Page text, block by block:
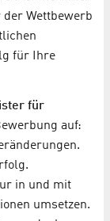
Wettbewerb
für Ihre
für
auf:
in und mit
umsetzen.